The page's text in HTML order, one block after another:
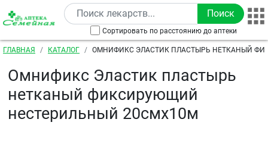
Перейти к основному содержанию
Сортировать по расстоянию до аптеки
Строка навигации
ГЛАВНАЯ КАТАЛОГ
ОМНИФИКС ЭЛАСТИК ПЛАСТЫРЬ НЕТКАНЫЙ
Омнификс Эластик пластырь
нетканый фиксирующий
нестерильный 20смх10м